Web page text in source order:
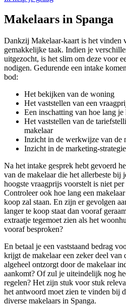
Makelaars in Spanga
Dankzij Makelaar-kaart is het vinden
gemakkelijke taak. Indien je
uitgezocht, is het slim om deze voor
nodigen. Gedurende een intake
bod:
Het bekijken van de woning
Het vaststellen van een
Een inschatting van hoe lang je
Het vaststellen van de
makelaar
Inzicht in de werkwijze van de
Inzicht in de marketing-
Na het intake gesprek hebt gevoerd
van de makelaar die het allerbeste bij
hoogste vraagprijs voorstelt is niet
Controleer ook hoe lang een
koop zal staan. En zijn er gevolgen
langer te koop staat dan vooraf
extraatje tegemoet zien als het
vooraf besproken?
En betaal je een vaststaand bedrag
krijgt de makelaar een zeker deel
algeheel ontzorgt door de makelaar
aankomt? Of zul je uiteindelijk nog
regelen? Het zijn stuk voor stuk
het antwoord moet zien te vinden bij
diverse makelaars in Spanga.